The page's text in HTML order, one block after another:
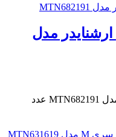
۴ کانال ارشنایدر مدل